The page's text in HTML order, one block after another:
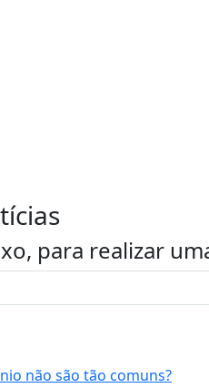
para realizar